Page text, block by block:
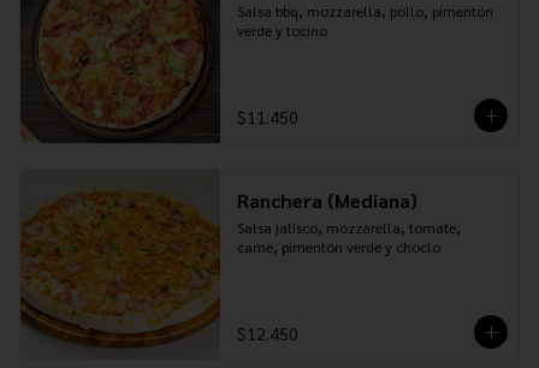
Salsa bbq, mozzarella, pollo, pimentón
verde y tocino
$11.450
Ranchera (Mediana)
Salsa jalisco, mozzarella, tomate,
carne, pimentón verde y choclo
$12.450